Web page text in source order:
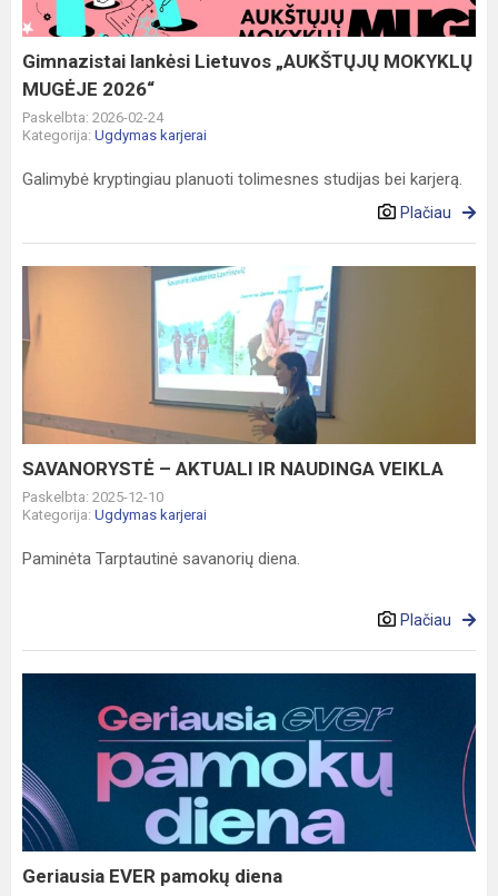
2026“
Gimnazistai lankėsi Lietuvos „AUKŠTŲJŲ MOKYKLŲ
MUGĖJE 2026“
Paskelbta: 2026-02-24
Kategorija: Ugdymas karjerai
Galimybė kryptingiau planuoti tolimesnes studijas bei karjerą.
Plačiau
AKTUALI
IR
VEIKLA
SAVANORYSTĖ – AKTUALI IR NAUDINGA VEIKLA
Paskelbta: 2025-12-10
Kategorija: Ugdymas karjerai
Paminėta Tarptautinė savanorių diena.
Plačiau
diena
Geriausia EVER pamokų diena